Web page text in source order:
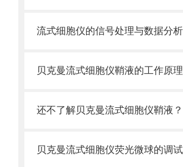
贝克曼流式细胞仪鞘液的工作原理